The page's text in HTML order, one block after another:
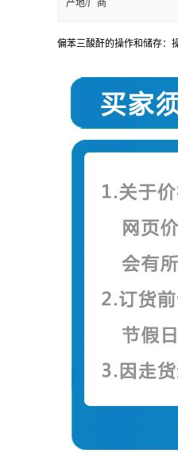
产地/厂商
偏苯三酸酐的操作和储存：